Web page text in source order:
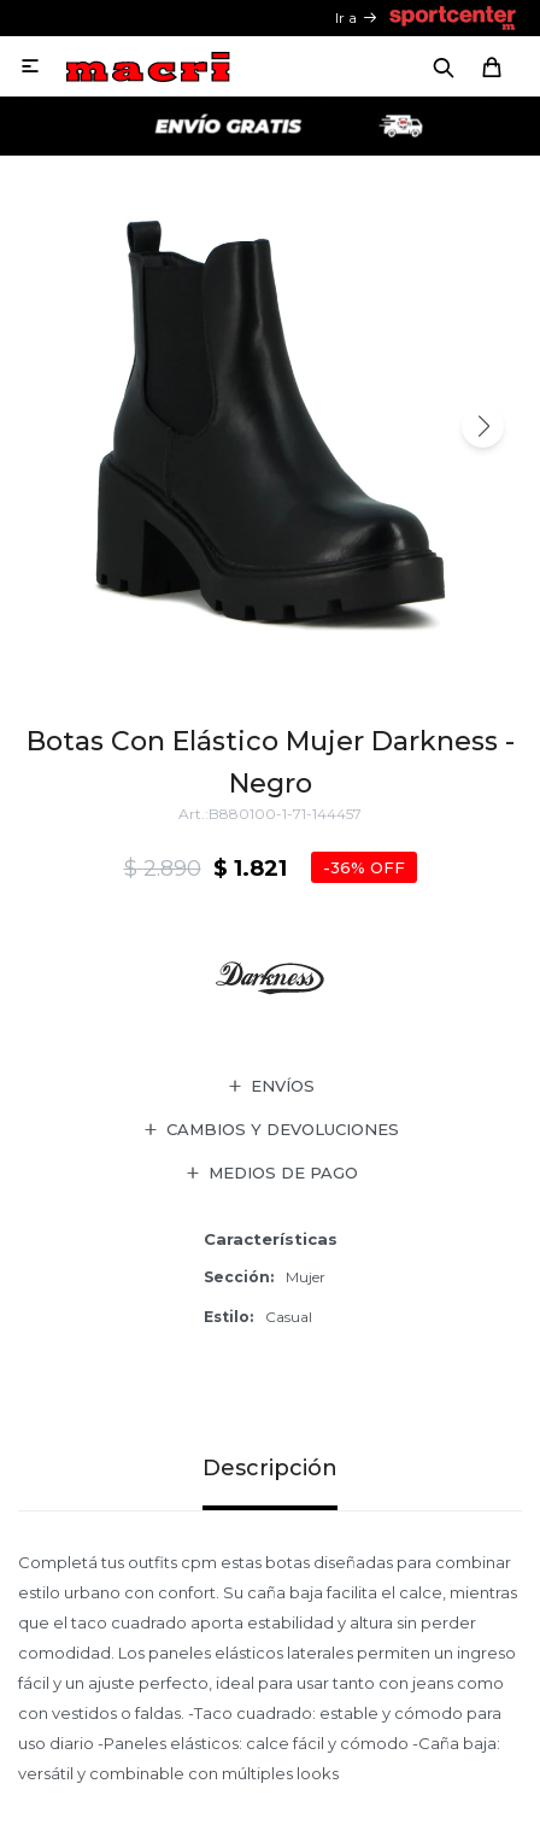
Ir a

Botas Con Elástico Mujer Darkness -
Negro
B880100-1-71-144457
$ 1.821
$ 2.890 36
ENVÍOS
CAMBIOS Y DEVOLUCIONES
MEDIOS DE PAGO
Características
Sección Mujer
Estilo Casual
Descripción
Completá tus outfits cpm estas botas diseñadas para combinar
estilo urbano con confort. Su caña baja facilita el calce, mientras
que el taco cuadrado aporta estabilidad y altura sin perder
comodidad. Los paneles elásticos laterales permiten un ingreso
fácil y un ajuste perfecto, ideal para usar tanto con jeans como
con vestidos o faldas. -Taco cuadrado: estable y cómodo para
uso diario -Paneles elásticos: calce fácil y cómodo -Caña baja:
versátil y combinable con múltiples looks